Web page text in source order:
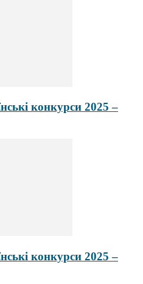
конкурси 2025 –
конкурси 2025 –